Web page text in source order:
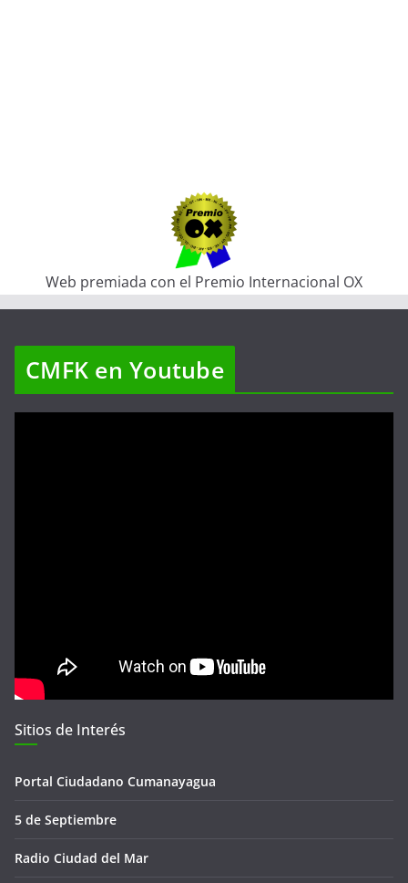
Web premiada con el Premio Internacional OX
CMFK en Youtube
Sitios de Interés
Portal Ciudadano Cumanayagua
5 de Septiembre
Radio Ciudad del Mar